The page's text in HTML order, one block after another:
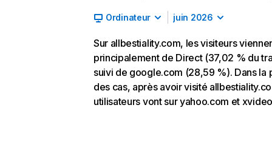
Ordinateur juin 2026
Sur allbestiality.com, les visiteurs
principalement de Direct (37,02 % du
suivi de google.com (28,59 %). Dans la
des cas, après avoir visité
utilisateurs vont sur yahoo.com et